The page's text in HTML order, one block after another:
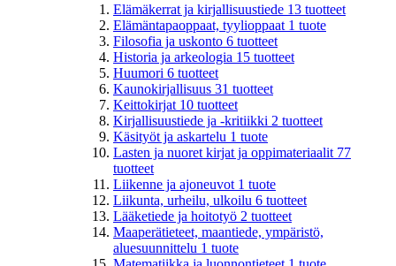
Elämäkerrat ja kirjallisuustiede 13 tuotteet
Elämäntapaoppaat, tyylioppaat 1 tuote
Filosofia ja uskonto 6 tuotteet
Historia ja arkeologia 15 tuotteet
Huumori 6 tuotteet
Kaunokirjallisuus 31 tuotteet
Keittokirjat 10 tuotteet
Kirjallisuustiede ja -kritiikki 2 tuotteet
Käsityöt ja askartelu 1 tuote
Lasten ja nuoret kirjat ja oppimateriaalit 77
tuotteet
Liikenne ja ajoneuvot 1 tuote
Liikunta, urheilu, ulkoilu 6 tuotteet
Lääketiede ja hoitotyö 2 tuotteet
Maaperätieteet, maantiede, ympäristö,
aluesuunnittelu 1 tuote